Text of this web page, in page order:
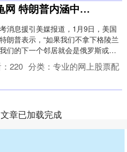
海龟网 特朗普内涵中俄，被怼了
消息援引美媒报道，1月9日，美国
朗普表示，“如果我们不拿下格陵兰
们的下一个邻居就会是俄罗斯或中
这种情况绝不会发生。”很多网友说海
这是....
220 分类： 专业的网上股票配
章已加载完成